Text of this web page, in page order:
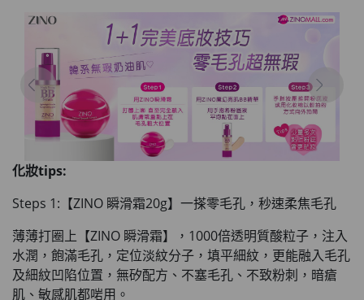
化妝tips:
Steps 1:【ZINO 瞬滑霜20g】一搽零毛孔，秒速柔焦毛孔
薄薄打圈上【ZINO 瞬滑霜】，1000倍透明質酸粒子，注入
水潤，飽滿毛孔 ，定位淡紋分子，填平細紋， 更能融入毛孔
及細紋凹陷位置 ，無矽配方、不塞毛孔、不致粉刺，暗瘡
肌、敏感肌都啱用。